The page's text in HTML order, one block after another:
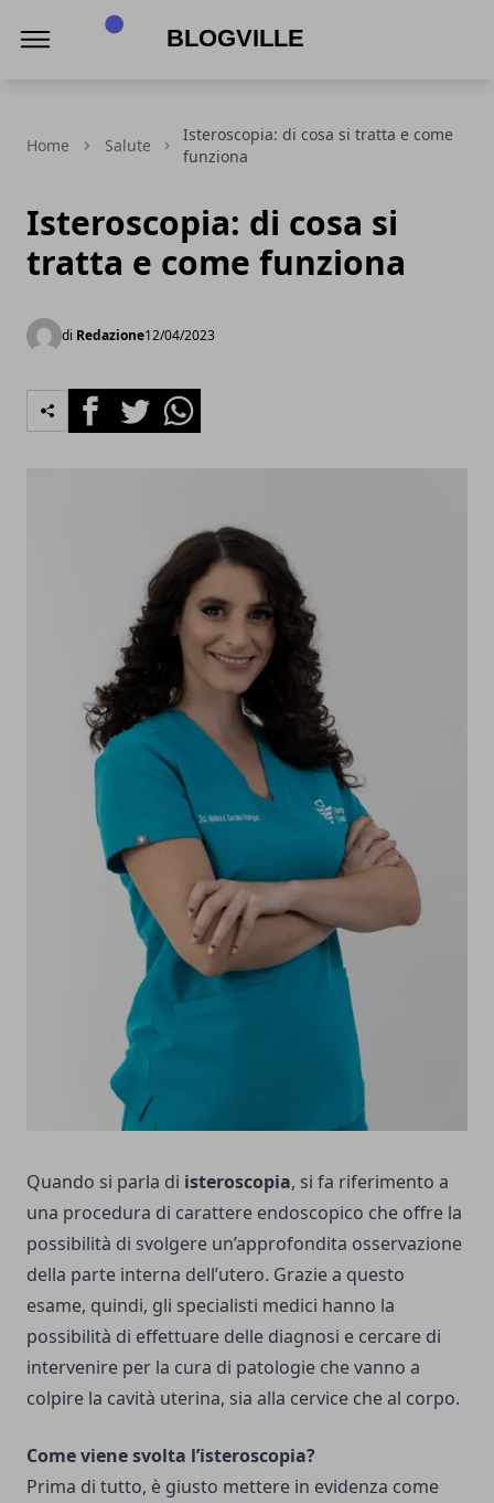
Home Salute
Isteroscopia: di cosa si tratta e come
funziona
Isteroscopia: di cosa si
tratta e come funziona
di Redazione12/04/2023
FacebookTwitterWhatsapp
Quando si parla di isteroscopia, si fa riferimento a
una procedura di carattere endoscopico che offre la
possibilità di svolgere un’approfondita osservazione
della parte interna dell’utero. Grazie a questo
esame, quindi, gli specialisti medici hanno la
possibilità di effettuare delle diagnosi e cercare di
intervenire per la cura di patologie che vanno a
colpire la cavità uterina, sia alla cervice che al corpo.
Come viene svolta l’isteroscopia?
Prima di tutto, è giusto mettere in evidenza come